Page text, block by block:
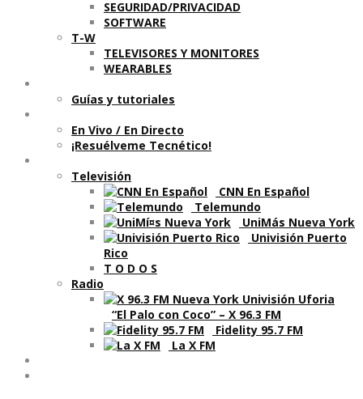
SEGURIDAD/PRIVACIDAD
SOFTWARE
T-W
TELEVISORES Y MONITORES
WEARABLES
Guí­as y tutoriales
En Vivo / En Directo
¡Resuélveme Tecnético!
Televisión
CNN En Español
Telemundo
UniMás Nueva York
Univisión Puerto
Rico
T O D O S
Radio
“El Palo con Coco” – X 96.3 FM
Fidelity 95.7 FM
La X FM